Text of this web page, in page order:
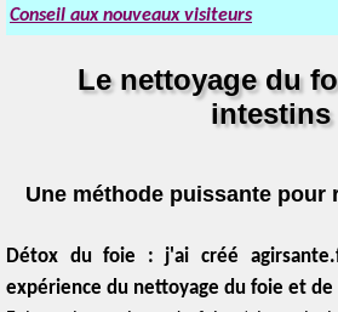
Conseil aux nouveaux visiteurs
Le nettoyage du
intestins
Détox du foie : j'ai créé
expérience du nettoyage du foie et